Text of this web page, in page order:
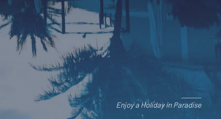
Enjoy a Holiday in Paradise